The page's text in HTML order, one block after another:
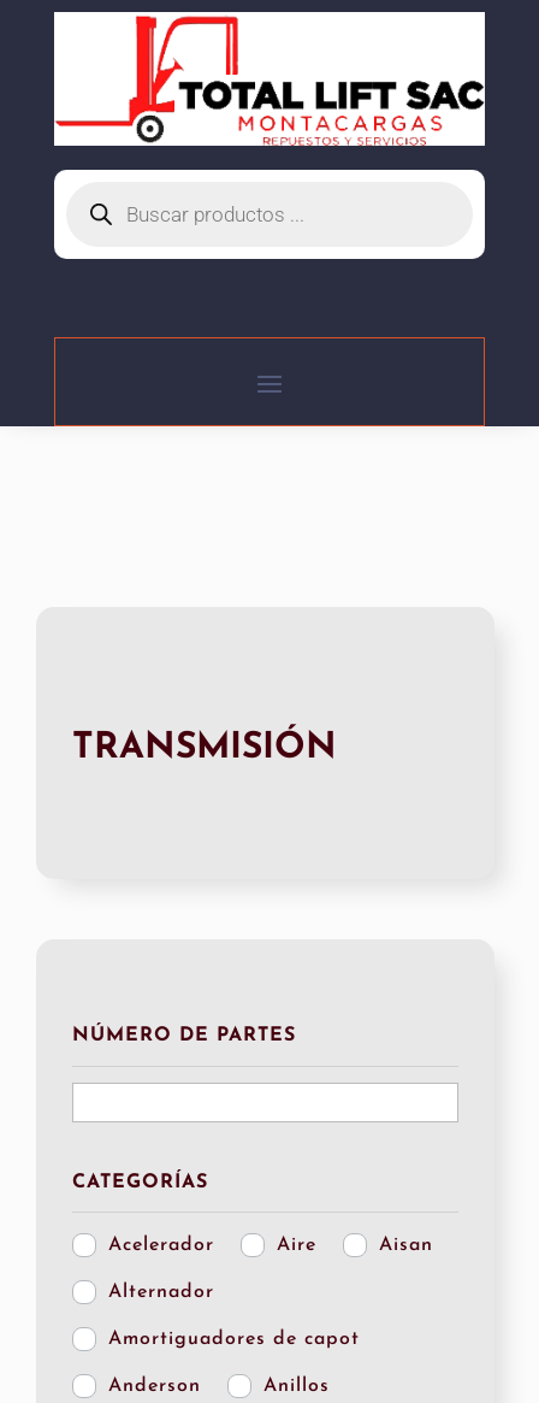
productos
TRANSMISIÓN
NÚMERO DE PARTES
CATEGORÍAS
Acelerador Aire Aisan
Alternador
Amortiguadores de capot
Anderson Anillos